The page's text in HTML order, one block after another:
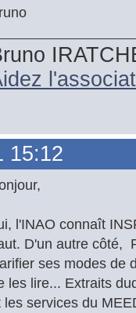
15:12
l'INAO connaît
D'un autre côté,
ses modes de
les lire... Extraits
les services du